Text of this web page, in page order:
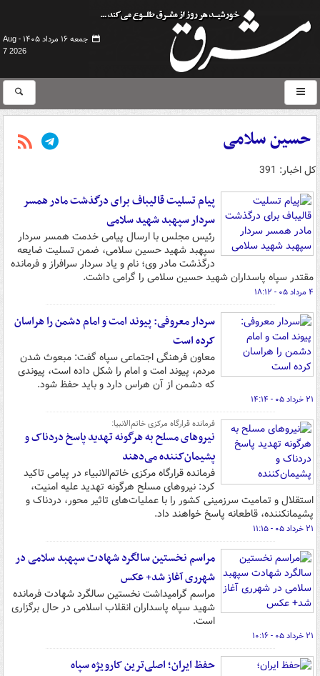
جمعه ۱۶ مرداد ۱۴۰۵ -
Aug
7 2026
حسین سلامی
کل اخبار: 391
پیام تسلیت قالیباف برای درگذشت مادر همسر
سردار سپهبد شهید سلامی
رئیس مجلس با ارسال پیامی خدمت همسر سردار
سپهبد شهید حسین سلامی، ضمن تسلیت ضایعه
درگذشت مادر وی؛ نام و یاد سردار سرافراز و فرمانده
مقتدر سپاه پاسداران شهید حسین سلامی را گرامی داشت.
۴ مرداد ۰۵ - ۱۸:۱۲
سردار معروفی: پیوند امت و امام دشمن را هراسان
کرده است
معاون فرهنگی اجتماعی سپاه گفت: مبعوث شدن
مردم، پیوند امت و امام را شکل داده است، پیوندی
که دشمن از آن هراس دارد و باید حفظ شود.
۲۱ خرداد ۰۵ - ۱۴:۱۴
فرمانده قرارگاه مرکزی خاتم‌الانبیا:
نیروهای مسلح به هرگونه تهدید پاسخ دردناک و
پشیمان‌کننده می‌دهند
فرمانده قرارگاه مرکزی خاتم‌الانبیاء در پیامی تاکید
کرد: نیروهای مسلح هرگونه تهدید علیه امنیت،
استقلال و تمامیت سرزمینی کشور را با عملیات‌های تاثیر محور، دردناک و
پشیمانکننده، قاطعانه پاسخ خواهند داد.
۲۱ خرداد ۰۵ - ۱۱:۱۵
مراسم نخستین سالگرد شهادت سپهبد سلامی در
شهرری آغاز شد+ عکس
مراسم گرامیداشت نخستین سالگرد شهادت فرمانده
شهید سپاه پاسداران انقلاب اسلامی در حال برگزاری
است.
۲۱ خرداد ۰۵ - ۱۰:۱۶
حفظ ایران؛ اصلی‌ترین کارویژه سپاه